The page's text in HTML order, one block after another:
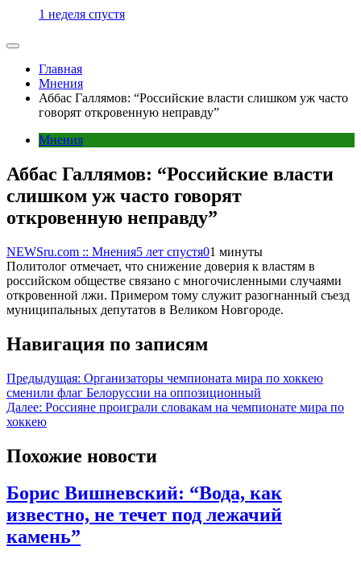
1 неделя спустя
Главная
Мнения
Аббас Галлямов: “Российские власти слишком уж часто
говорят откровенную неправду”
Мнения
Аббас Галлямов: “Российские власти
слишком уж часто говорят
откровенную неправду”
NEWSru.com :: Мнения5 лет спустя01 минуты
Политолог отмечает, что снижение доверия к властям в
российском обществе связано с многочисленными случаями
откровенной лжи. Примером тому служит разогнанный съезд
муниципальных депутатов в Великом Новгороде.
Навигация по записям
Предыдущая: Организаторы чемпионата мира по хоккею
сменили флаг Белоруссии на оппозиционный
Далее: Россияне проиграли словакам на чемпионате мира по
хоккею
Похожие новости
Борис Вишневский: “Вода, как
известно, не течет под лежачий
камень”